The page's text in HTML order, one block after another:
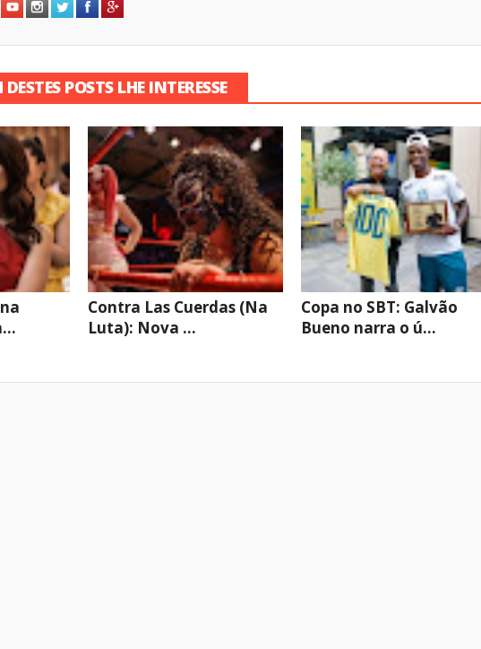
POSTS LHE INTERESSE
Contra Las Cuerdas (Na
Luta): Nova ...
Copa no SBT: Galvão
Bueno narra o ú...